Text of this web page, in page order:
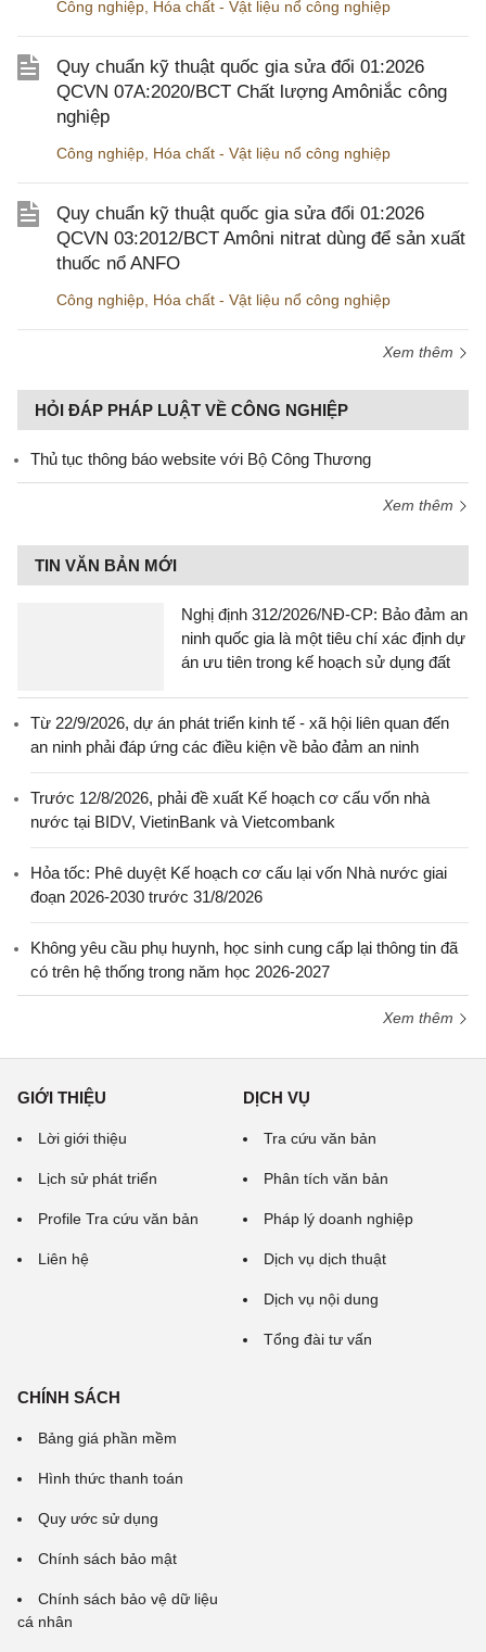
Công nghiệp Hóa chất - Vật liệu nổ công nghiệp
Quy chuẩn kỹ thuật quốc gia sửa đổi 01:2026
QCVN 07A:2020/BCT Chất lượng Amôniắc công
nghiệp
Công nghiệp Hóa chất - Vật liệu nổ công nghiệp
Quy chuẩn kỹ thuật quốc gia sửa đổi 01:2026
QCVN 03:2012/BCT Amôni nitrat dùng để sản xuất
thuốc nổ ANFO
Công nghiệp Hóa chất - Vật liệu nổ công nghiệp
Xem thêm
HỎI ĐÁP PHÁP LUẬT VỀ CÔNG NGHIỆP
Thủ tục thông báo website với Bộ Công Thương
Xem thêm
TIN VĂN BẢN MỚI
Nghị định 312/2026/NĐ-CP: Bảo đảm an
ninh quốc gia là một tiêu chí xác định dự
án ưu tiên trong kế hoạch sử dụng đất
Từ 22/9/2026, dự án phát triển kinh tế - xã hội liên quan đến
an ninh phải đáp ứng các điều kiện về bảo đảm an ninh
Trước 12/8/2026, phải đề xuất Kế hoạch cơ cấu vốn nhà
nước tại BIDV, VietinBank và Vietcombank
Hỏa tốc: Phê duyệt Kế hoạch cơ cấu lại vốn Nhà nước giai
đoạn 2026-2030 trước 31/8/2026
Không yêu cầu phụ huynh, học sinh cung cấp lại thông tin đã
có trên hệ thống trong năm học 2026-2027
Xem thêm
GIỚI THIỆU
Lời giới thiệu
Lịch sử phát triển
Profile Tra cứu văn bản
Liên hệ
DỊCH VỤ
Tra cứu văn bản
Phân tích văn bản
Pháp lý doanh nghiệp
Dịch vụ dịch thuật
Dịch vụ nội dung
Tổng đài tư vấn
CHÍNH SÁCH
Bảng giá phần mềm
Hình thức thanh toán
Quy ước sử dụng
Chính sách bảo mật
Chính sách bảo vệ dữ liệu
cá nhân